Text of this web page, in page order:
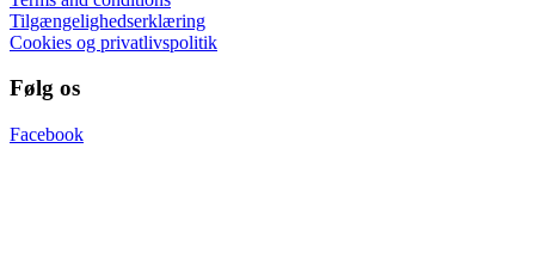
Tilgængelighedserklæring
Cookies og privatlivspolitik
Følg os
Facebook